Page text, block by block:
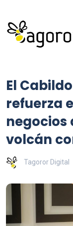
El
refuerza
negocios
volcán
Tagoror Digital